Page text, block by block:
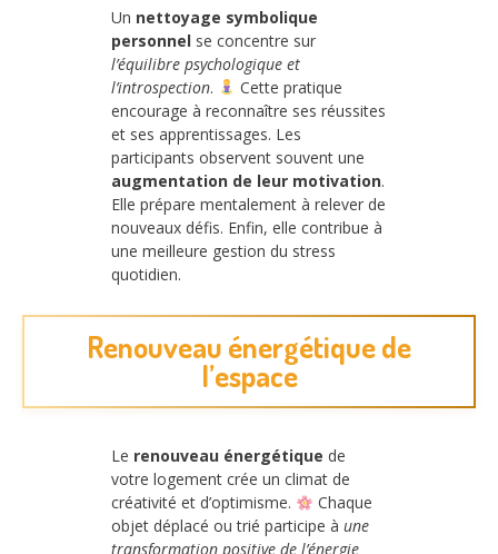
Un nettoyage symbolique
personnel se concentre sur
l’équilibre psychologique et
l’introspection.
Cette pratique
encourage à reconnaître ses réussites
et ses apprentissages. Les
participants observent souvent une
augmentation de leur motivation.
Elle prépare mentalement à relever de
nouveaux défis. Enfin, elle contribue à
une meilleure gestion du stress
quotidien.
Renouveau énergétique de
l’espace
Le renouveau énergétique de
votre logement crée un climat de
créativité et d’optimisme.
Chaque
objet déplacé ou trié participe à une
transformation positive de l’énergie